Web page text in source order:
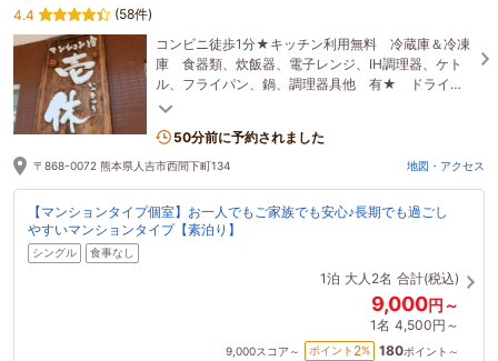
4.4
(58件)
コンビニ徒歩1分★キッチン利用無料 冷蔵庫＆冷凍
庫 食器類、炊飯器、電子レンジ、IH調理器、ケト
ル、フライパン、鍋、調理器具他 有★ ドライヤ
ー タオル シャンプー＆コンディショナー有 WI-
50分前に予約されました
〒868-0072 熊本県人吉市西間下町134 地図・アクセス
【マンションタイプ個室】お一人でもご家族でも安心♪長期でも過ごし
やすいマンションタイプ【素泊り】
シングル 食事なし
1泊 大人2名 合計(税込)
9,000円～
1名 4,500円～
9,000スコア～ ポイント 2% 180ポイント～